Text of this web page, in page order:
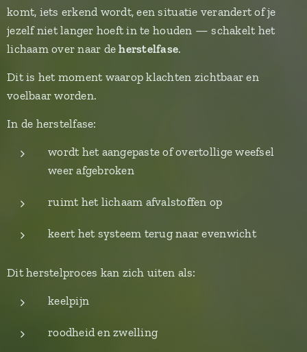
komt, iets erkend wordt, een situatie verandert of je
jezelf niet langer hoeft in te houden — schakelt het
lichaam over naar deherstelfase.
Dit is het moment waarop klachten zichtbaar en
voelbaar worden.
In de herstelfase:
wordt het aangepaste of overtollige weefsel
weer afgebroken
ruimt het lichaam afvalstoffen op
keert het systeem terug naar evenwicht
Dit herstelproces kan zich uiten als:
keelpijn
roodheid en zwelling